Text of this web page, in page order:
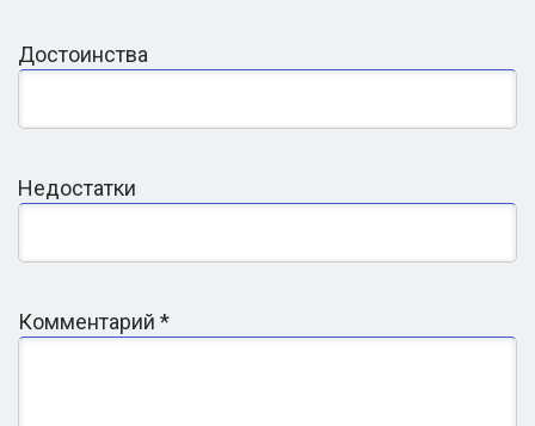
Какие услуги включены в сопровождение полного
2EU.IN от начала до получения гражданства?
Достоинства
Недостатки
Комментарий *